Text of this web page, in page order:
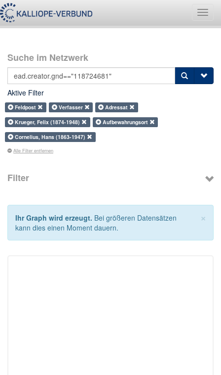
Suche im Netzwerk
Aktive Filter
Feldpost Verfasser
Adressat
Krueger, Felix (1874-1948)
Aufbewahrungsort
Cornelius, Hans (1863-1947)
Alle Filter entfernen
Filter
×
Ihr Graph wird erzeugt. Bei größeren Datensätzen
kann dies einen Moment dauern.